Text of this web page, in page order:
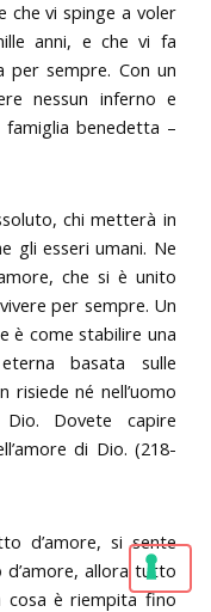
che vi spinge a voler
anni, e che vi fa
per sempre. Con un
nessun inferno e
famiglia benedetta –
chi metterà in
gli esseri umani. Ne
che si è unito
per sempre. Un
è come stabilire una
basata sulle
risiede né nell’uomo
Dovete capire
di Dio. (218-
d’amore, si sente
d’amore, allora tutto
cosa è riempita fino